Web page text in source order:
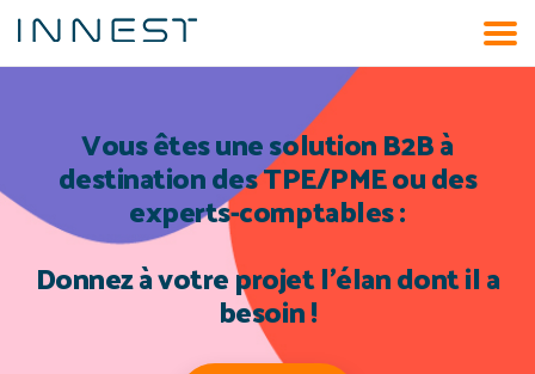
Aller
Vous êtes une solution B2B à
destination des TPE/PME ou des
experts-comptables :
Donnez à votre projet l’élan dont il a
besoin !